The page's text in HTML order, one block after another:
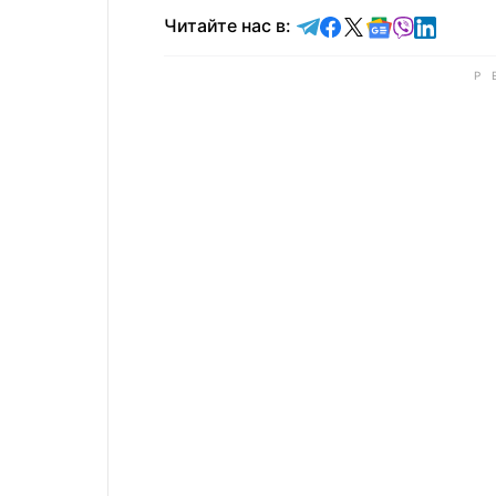
Читайте нас в: Читайте в Telegram
Читайте в
Читайте в X
Читайте в
Читайте